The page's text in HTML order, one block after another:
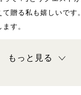
て贈る私も嬉しいです
す。
もっと見る